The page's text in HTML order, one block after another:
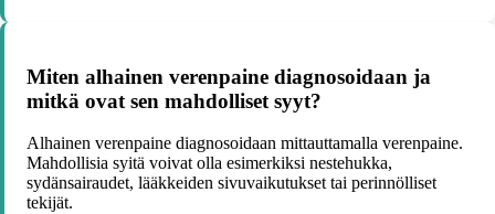
Miten alhainen verenpaine diagnosoidaan ja
mitkä ovat sen mahdolliset syyt?
Alhainen verenpaine diagnosoidaan mittauttamalla verenpaine.
Mahdollisia syitä voivat olla esimerkiksi nestehukka,
sydänsairaudet, lääkkeiden sivuvaikutukset tai perinnölliset
tekijät.